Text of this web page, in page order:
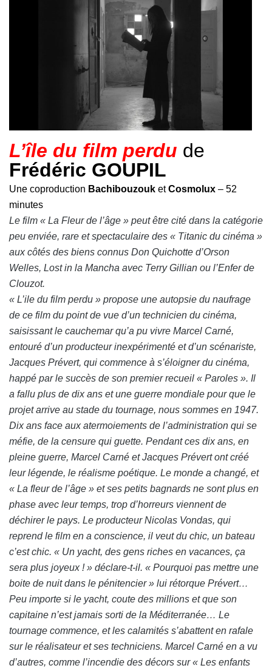
L’île du film perdu de
Frédéric GOUPIL
Une coproduction Bachibouzouk etCosmolux – 52
minutes
Le film « La Fleur de l’âge » peut être cité dans la catégorie
peu enviée, rare et spectaculaire des « Titanic du cinéma »
aux côtés des biens connus Don Quichotte d’Orson
Welles, Lost in la Mancha avec Terry Gillian ou l’Enfer de
Clouzot.
« L’ile du film perdu » propose une autopsie du naufrage
de ce film du point de vue d’un technicien du cinéma,
saisissant le cauchemar qu’a pu vivre Marcel Carné,
entouré d’un producteur inexpérimenté et d’un scénariste,
Jacques Prévert, qui commence à s’éloigner du cinéma,
happé par le succès de son premier recueil « Paroles ». Il
a fallu plus de dix ans et une guerre mondiale pour que le
projet arrive au stade du tournage, nous sommes en 1947.
Dix ans face aux atermoiements de l’administration qui se
méfie, de la censure qui guette. Pendant ces dix ans, en
pleine guerre, Marcel Carné et Jacques Prévert ont créé
leur légende, le réalisme poétique. Le monde a changé, et
« La fleur de l’âge » et ses petits bagnards ne sont plus en
phase avec leur temps, trop d’horreurs viennent de
déchirer le pays. Le producteur Nicolas Vondas, qui
reprend le film en a conscience, il veut du chic, un bateau
c’est chic. « Un yacht, des gens riches en vacances, ça
sera plus joyeux ! » déclare-t-il. « Pourquoi pas mettre une
boite de nuit dans le pénitencier » lui rétorque Prévert…
Peu importe si le yacht, coute des millions et que son
capitaine n’est jamais sorti de la Méditerranée… Le
tournage commence, et les calamités s’abattent en rafale
sur le réalisateur et ses techniciens. Marcel Carné en a vu
d’autres, comme l’incendie des décors sur « Les enfants